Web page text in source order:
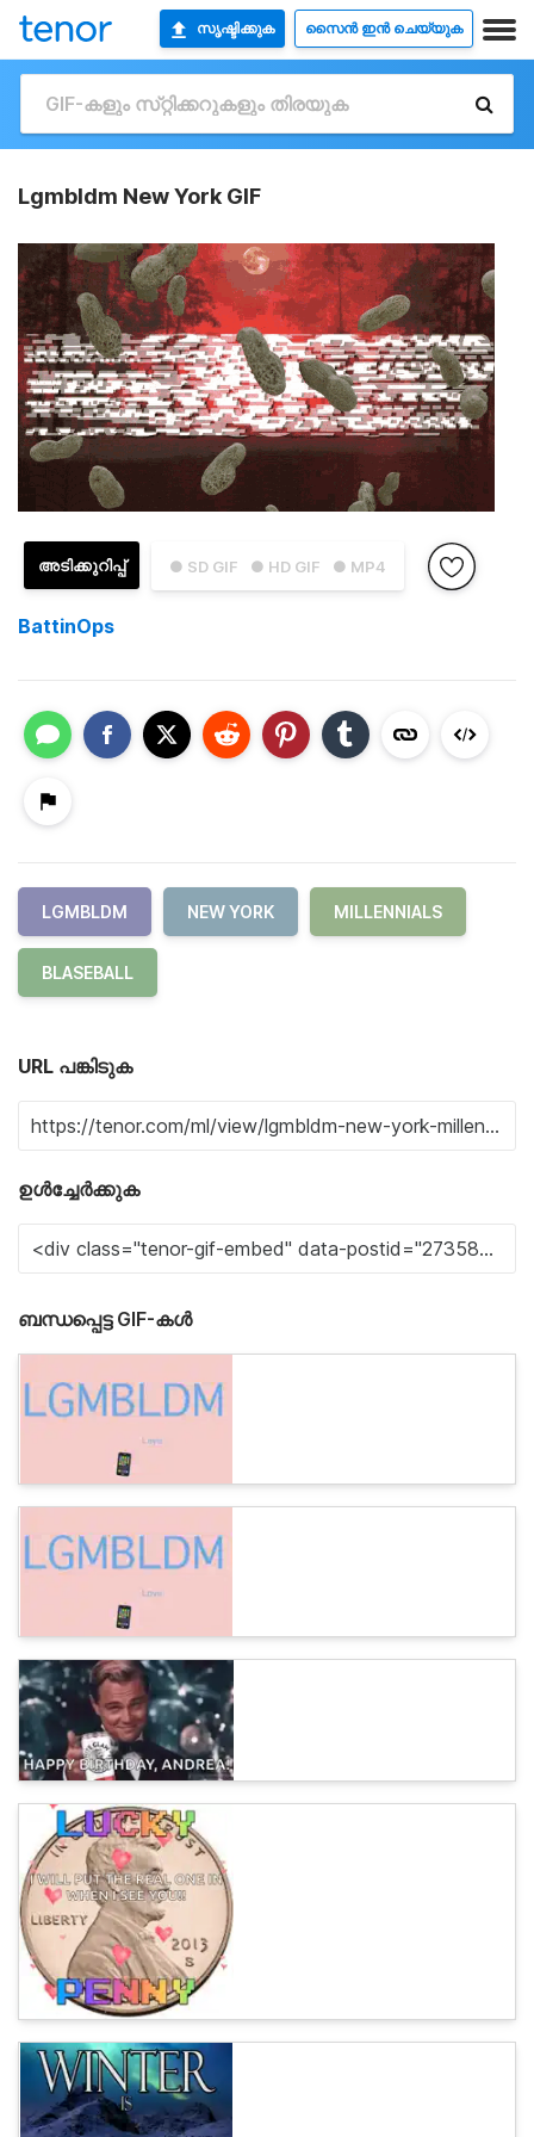
സൃഷ്ടിക്കുക സൈൻ ഇൻ ചെയ്യുക
Lgmbldm New York GIF
● SD GIF ● HD GIF ● MP4
അടിക്കുറിപ്പ്
BattinOps
LGMBLDM NEW YORK MILLENNIALS
BLASEBALL
URL പങ്കിടുക
ഉൾച്ചേർക്കുക
ബന്ധപ്പെട്ട GIF-കൾ